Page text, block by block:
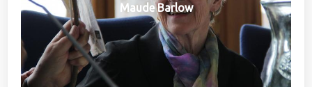
Maude Barlow